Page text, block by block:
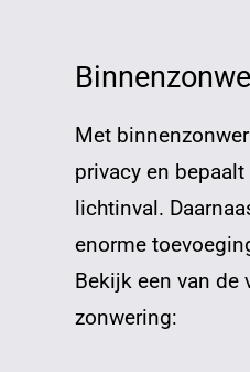
Met
privacy en
lichtinval.
enorme
Bekijk een van de
zonwering: